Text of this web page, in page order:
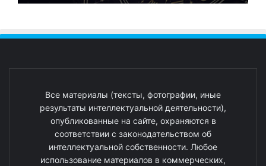
Все материалы (тексты, фотографии, иные
результаты интеллектуальной деятельности),
опубликованные на сайте, охраняются в
соответствии с законодательством об
интеллектуальной собственности. Любое
использование материалов в коммерческих,